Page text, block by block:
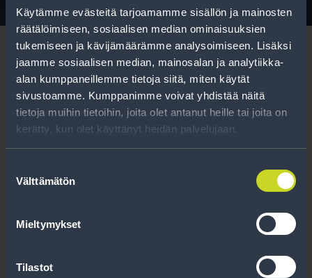
Käytämme evästeitä tarjoamamme sisällön ja mainosten
räätälöimiseen, sosiaalisen median ominaisuuksien
tukemiseen ja kävijämäärämme analysoimiseen. Lisäksi
jaamme sosiaalisen median, mainosalan ja analytiikka-
alan kumppaneillemme tietoja siitä, miten käytät
sivustoamme. Kumppanimme voivat yhdistää näitä
tietoja muihin tietoihin, joita olet antanut heille tai joita on
kerätty, kun olet käyttänyt heidän palvelujaan.
valinta
Välttämätön
Mieltymykset
Tilastot
Tilaa uutiskirje
Uutiskirjeessä saat autonomistajan
kausimuistutukset sekä parhaat